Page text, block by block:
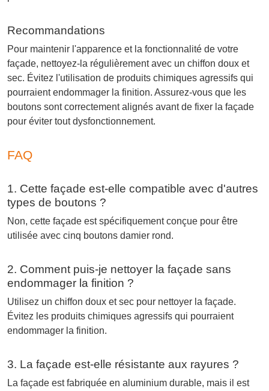
Recommandations
Pour maintenir l'apparence et la fonctionnalité de votre
façade, nettoyez-la régulièrement avec un chiffon doux et
sec. Évitez l'utilisation de produits chimiques agressifs qui
pourraient endommager la finition. Assurez-vous que les
boutons sont correctement alignés avant de fixer la façade
pour éviter tout dysfonctionnement.
FAQ
1. Cette façade est-elle compatible avec d'autres
types de boutons ?
Non, cette façade est spécifiquement conçue pour être
utilisée avec cinq boutons damier rond.
2. Comment puis-je nettoyer la façade sans
endommager la finition ?
Utilisez un chiffon doux et sec pour nettoyer la façade.
Évitez les produits chimiques agressifs qui pourraient
endommager la finition.
3. La façade est-elle résistante aux rayures ?
La façade est fabriquée en aluminium durable, mais il est